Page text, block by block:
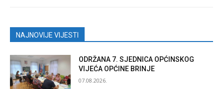
NAJNOVIJE VIJESTI
ODRŽANA 7. SJEDNICA OPĆINSKOG
VIJEĆA OPĆINE BRINJE
07.08.2026.